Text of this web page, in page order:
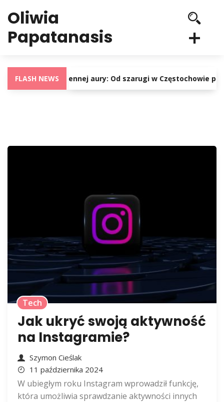
Oliwia
Papatanasis
FLASH NEWSwiosennej aury: Od szarugi w Częstochowie po
Tech
Jak ukryć swoją aktywność
na Instagramie?
Szymon Cieślak
11 października 2024
W ubiegłym roku Instagram wprowadził funkcję,
która umożliwia sprawdzanie aktywności innych